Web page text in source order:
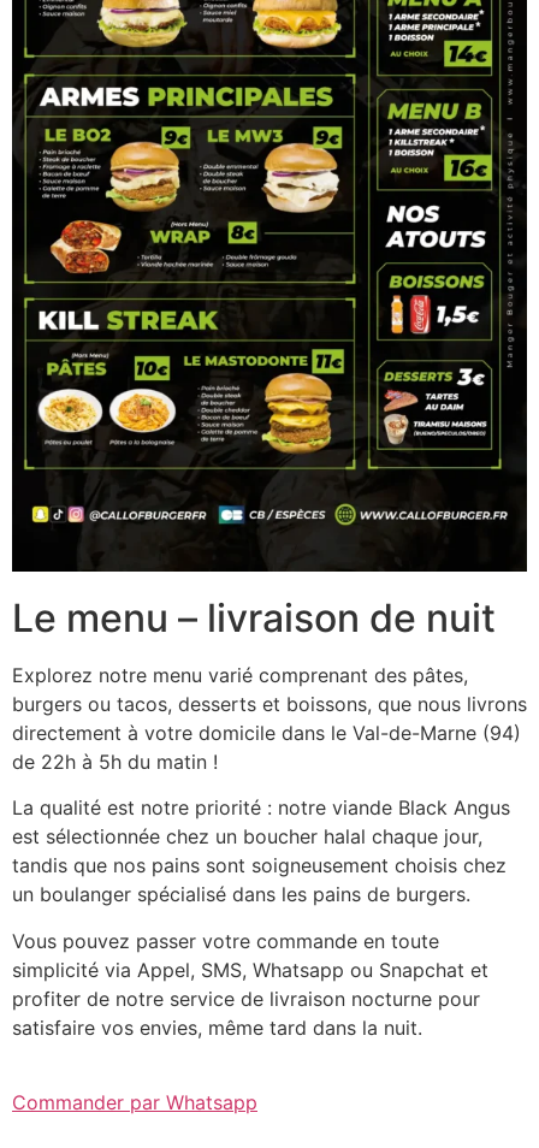
Le menu – livraison de nuit
Explorez notre menu varié comprenant des pâtes,
burgers ou tacos, desserts et boissons, que nous livrons
directement à votre domicile dans le Val-de-Marne (94)
de 22h à 5h du matin !
La qualité est notre priorité : notre viande Black Angus
est sélectionnée chez un boucher halal chaque jour,
tandis que nos pains sont soigneusement choisis chez
un boulanger spécialisé dans les pains de burgers.
Vous pouvez passer votre commande en toute
simplicité via Appel, SMS, Whatsapp ou Snapchat et
profiter de notre service de livraison nocturne pour
satisfaire vos envies, même tard dans la nuit.
Commander par Whatsapp